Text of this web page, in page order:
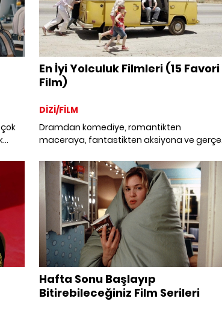
En İyi Yolculuk Filmleri (15 Favori
Film)
DİZİ/FİLM
Dramdan komediye, romantikten
maceraya, fantastikten aksiyona ve
yolculuk filmleri.
Hafta Sonu Başlayıp
Bitirebileceğiniz Film Serileri